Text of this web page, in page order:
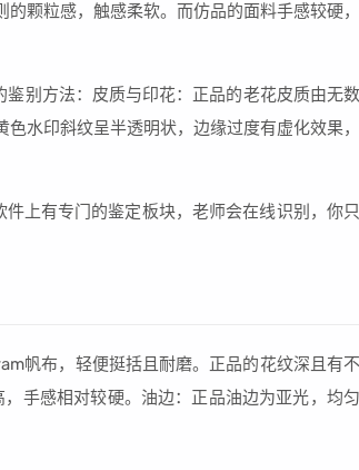
颗粒感，触感柔软。而仿品的面料手感较硬，
别方法：皮质与印花：正品的老花皮质由无数
水印斜纹呈半透明状，边缘过度有虚化效果，
上有专门的鉴定板块，老师会在线识别，你只
帆布，轻便挺括且耐磨。正品的花纹深且有不
手感相对较硬。油边：正品油边为亚光，均匀